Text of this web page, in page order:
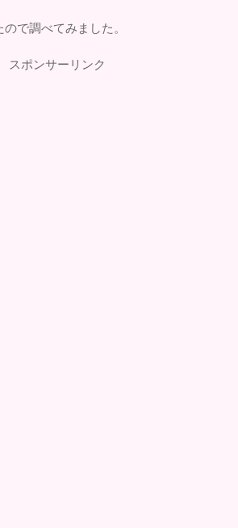
で調べてみました。
スポンサーリンク